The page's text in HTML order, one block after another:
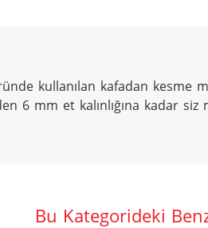
kullanılan kafadan kesme
6 mm et kalınlığına kadar
Bu Kategorideki